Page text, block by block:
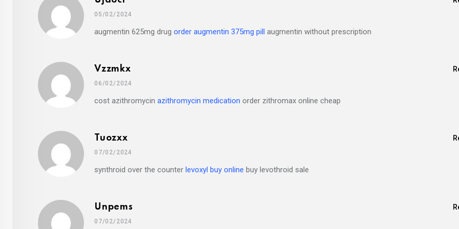
05/02/2024
augmentin 625mg drug order augmentin 375mg pill augmentin without prescription
Vzzmkx
06/02/2024
cost azithromycin azithromycin medication order zithromax online cheap
Tuozxx
07/02/2024
synthroid over the counter levoxyl buy online buy levothroid sale
Unpems
07/02/2024